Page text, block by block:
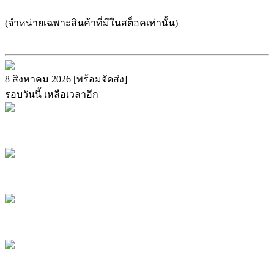
(จำหน่ายเฉพาะสินค้าที่มีในสต็อคเท่านั้น)
8 สิงหาคม 2026 [พร้อมจัดส่ง]
รอบวันนี้ เหลือเวลาอีก